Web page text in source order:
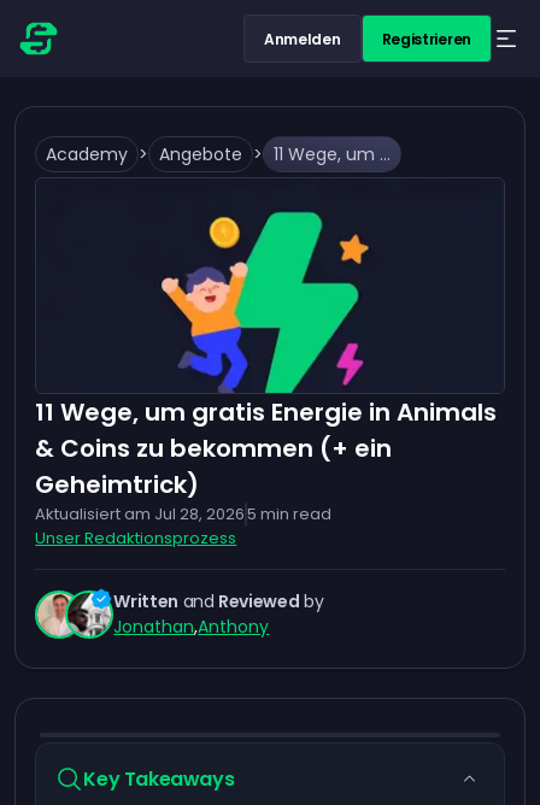
Anmelden Registrieren
Academy > Angebote > 11 Wege, um gratis Energie in Animals & Coins zu bekommen (+ ein Geheimtrick)
11 Wege, um gratis Energie in Animals
& Coins zu bekommen (+ ein
Geheimtrick)
Aktualisiert am Jul 28, 20265 min read
Unser Redaktionsprozess
Written and Reviewed by
Jonathan,Anthony
Key Takeaways